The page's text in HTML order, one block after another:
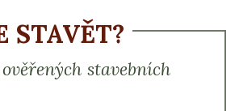
STAVĚT?
stavebních